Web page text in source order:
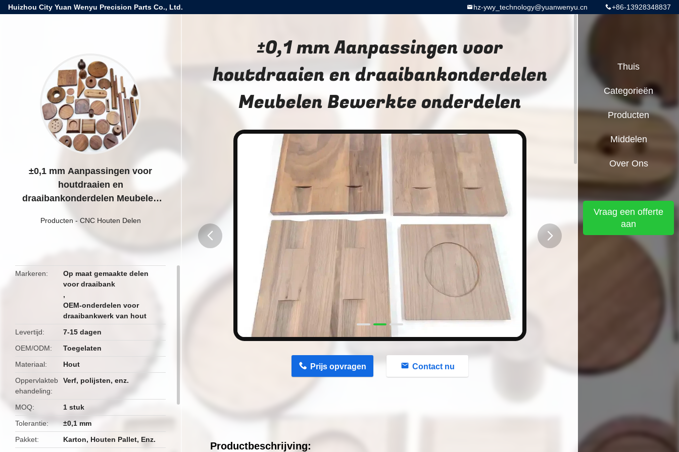
Huizhou City Yuan Wenyu Precision Parts Co., Ltd. +86-13928348837
hz-ywy_technology@yuanwenyu.cn
±0,1 mm Aanpassingen voor
houtdraaien en
draaibankonderdelen Meubelen
Producten - CNC Houten Delen
Markeren
Op maat gemaakte delen
voor draaibank
,
OEM-onderdelen voor
draaibankwerk van hout
Levertijd
7-15 dagen
OEM/ODM
Toegelaten
Materiaal
Hout
Oppervlakteb
ehandeling
Verf, polijsten, enz.
MOQ
1 stuk
Tolerantie
±0,1 mm
Pakket
Karton, Houten Pallet, Enz.
±0,1 mm Aanpassingen voor
houtdraaien en draaibankonderdelen
Meubelen Bewerkte onderdelen
Prijs opvragen Contact nu
Productbeschrijving:
Thuis
Categorieën
Producten
Middelen
Over Ons
Vraag een offerte
aan